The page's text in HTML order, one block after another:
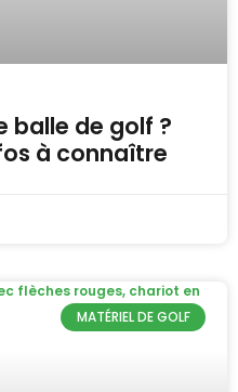
balle de golf ?
à connaître
MATÉRIEL DE GOLF